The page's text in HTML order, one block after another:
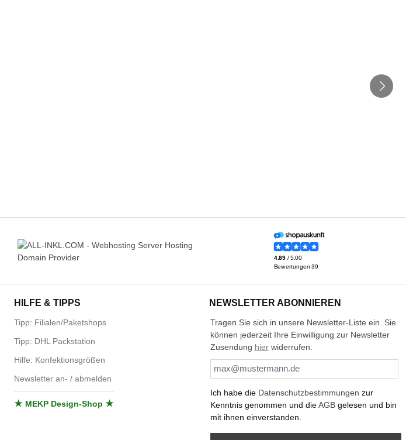
HILFE & TIPPS
Tipp: Filialen/Paketshops
Tipp: DHL Packstation
Hilfe: Konfektionsgrößen
Newsletter an- / abmelden
★ MEKP Design-Shop ★
NEWSLETTER ABONNIEREN
Tragen Sie sich in unsere Newsletter-Liste ein. Sie
können jederzeit Ihre Einwilligung zur Newsletter
Zusendung hierwiderrufen.
Ich habe die Datenschutzbestimmungen zur
Kenntnis genommen und dieAGBgelesen und bin
mit ihnen einverstanden.